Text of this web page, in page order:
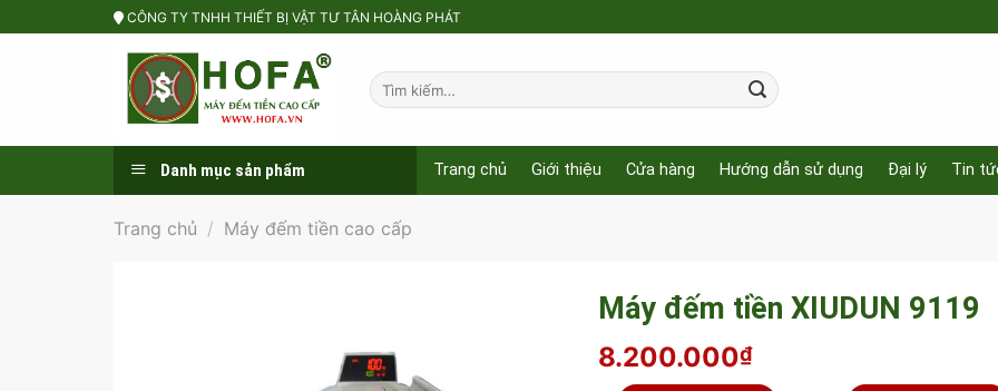
to
CÔNG TY TNHH THIẾT BỊ VẬT TƯ TÂN HOÀNG PHÁT
Tìm
kiếm:
Danh mục sản phẩm Trang chủ Giới thiệu Cửa hàng Hướng dẫn sử dụng Đại lý Tin
Trang chủ / Máy đếm tiền cao cấp
Máy đếm tiền XIUDUN 9119
8.200.000₫